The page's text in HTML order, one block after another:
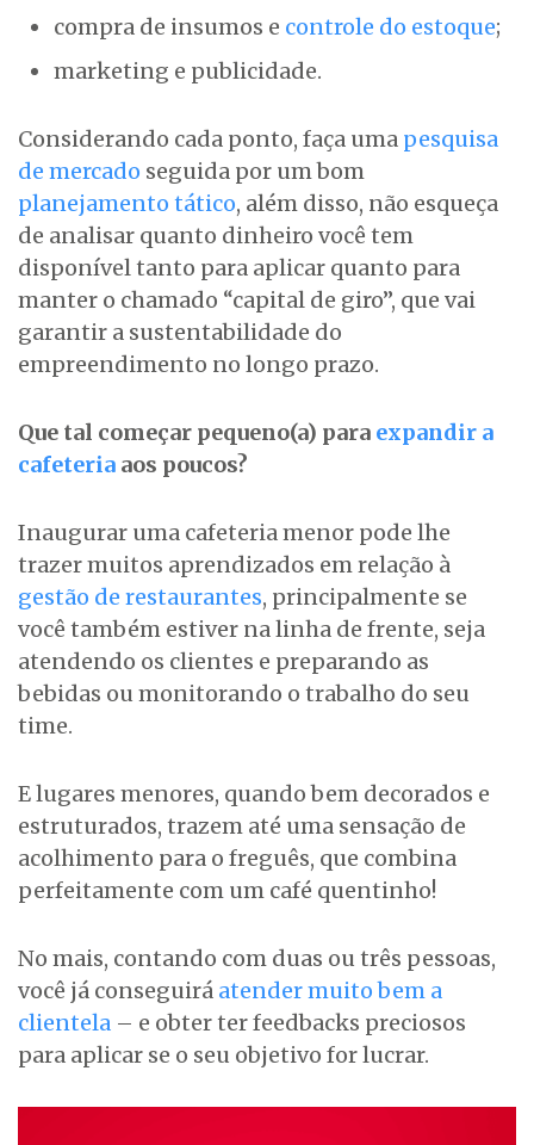
compra de insumos e controle do estoque;
marketing e publicidade.
Considerando cada ponto, faça uma pesquisa
de mercado seguida por um bom
planejamento tático, além disso, não esqueça
de analisar quanto dinheiro você tem
disponível tanto para aplicar quanto para
manter o chamado “capital de giro”, que vai
garantir a sustentabilidade do
empreendimento no longo prazo.
Que tal começar pequeno(a) para expandir a
cafeteria aos poucos?
Inaugurar uma cafeteria menor pode lhe
trazer muitos aprendizados em relação à
gestão de restaurantes, principalmente se
você também estiver na linha de frente, seja
atendendo os clientes e preparando as
bebidas ou monitorando o trabalho do seu
time.
E lugares menores, quando bem decorados e
estruturados, trazem até uma sensação de
acolhimento para o freguês, que combina
perfeitamente com um café quentinho!
No mais, contando com duas ou três pessoas,
você já conseguirá atender muito bem a
clientela – e obter ter feedbacks preciosos
para aplicar se o seu objetivo for lucrar.